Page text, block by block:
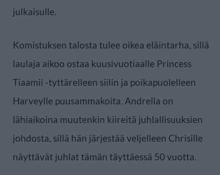
julkaisulle.
Komistuksen talosta tulee oikea eläintarha, sillä
laulaja aikoo ostaa kuusivuotiaalle Princess
Tiaamii -tyttärelleen siilin ja poikapuolelleen
Harveylle puusammakoita. Andrella on
lähiaikoina muutenkin kiireitä juhlallisuuksien
johdosta, sillä hän järjestää veljelleen Chrisille
näyttävät juhlat tämän täyttäessä 50 vuotta.